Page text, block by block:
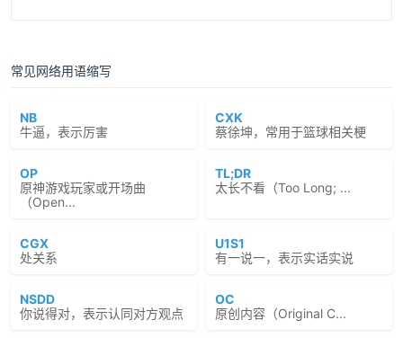
常见网络用语缩写
NB
牛逼，表示厉害
CXK
蔡徐坤，常用于篮球相关梗
OP
原神游戏玩家或开场曲
（Open...
TL;DR
太长不看（Too Long; ...
CGX
处关系
U1S1
有一说一，表示实话实说
NSDD
你说得对，表示认同对方观点
OC
原创内容（Original C...